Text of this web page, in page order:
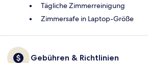
Tägliche Zimmerreinigung
Zimmersafe in Laptop-Größe
Gebühren & Richtlinien